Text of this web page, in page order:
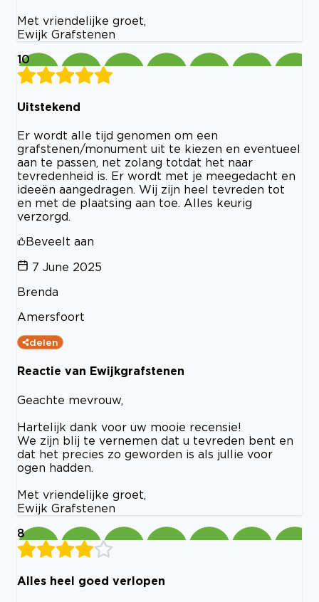
Met vriendelijke groet,
Ewijk Grafstenen
10
Uitstekend
Er wordt alle tijd genomen om een
grafstenen/monument uit te kiezen en eventueel
aan te passen, net zolang totdat het naar
tevredenheid is. Er wordt met je meegedacht en
ideeën aangedragen. Wij zijn heel tevreden tot
en met de plaatsing aan toe. Alles keurig
verzorgd.
Beveelt aan
7 June 2025
Brenda
Amersfoort
delen
Reactie van Ewijkgrafstenen
Geachte mevrouw,
Hartelijk dank voor uw mooie recensie!
We zijn blij te vernemen dat u tevreden bent en
dat het precies zo geworden is als jullie voor
ogen hadden.
Met vriendelijke groet,
Ewijk Grafstenen
8
Alles heel goed verlopen